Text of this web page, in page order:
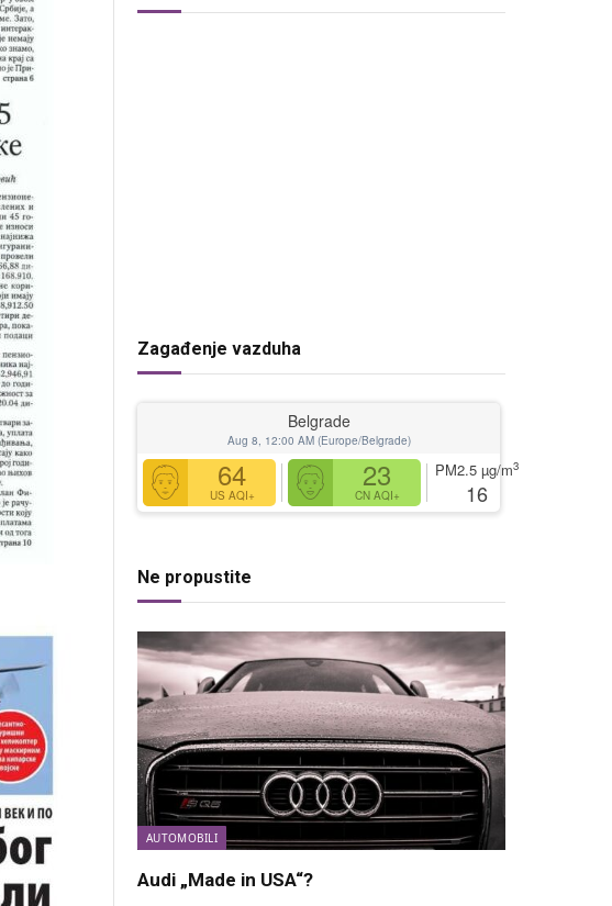
Zagađenje vazduha
Belgrade
Aug 8, 12:00 AM (Europe/Belgrade)
64
US AQI+
23
CN AQI+
PM2.5 µg/m3
16
Ne propustite
AUTOMOBILI
Audi „Made in USA“?